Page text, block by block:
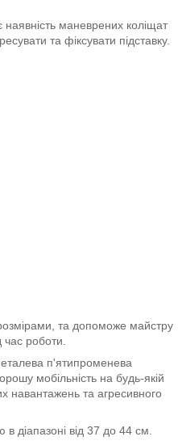
маневрених коліщат
та фіксувати підставку.
та допоможе майстру
роботи.
п'ятипроменева
мобільність на будь-якій
навантажень та агресивного
діапазоні від 37 до 44 см.